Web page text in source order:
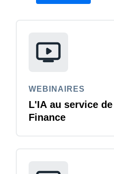
WEBINAIRES
L'IA au service
Finance